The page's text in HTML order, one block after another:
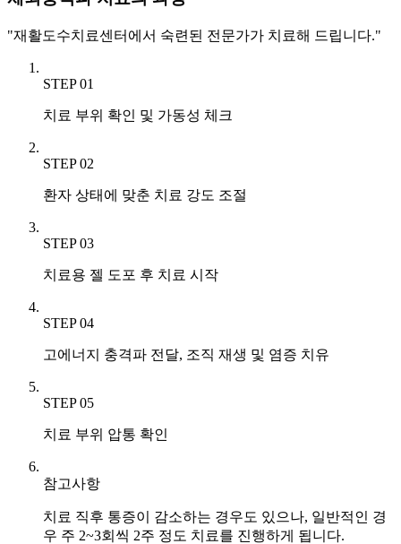
"재활도수치료센터에서 숙련된 전문가가 치료해 드립니다."
STEP 01
치료 부위 확인 및 가동성 체크
STEP 02
환자 상태에 맞춘 치료 강도 조절
STEP 03
치료용 젤 도포 후 치료 시작
STEP 04
고에너지 충격파 전달, 조직 재생 및 염증 치유
STEP 05
치료 부위 압통 확인
참고사항
치료 직후 통증이 감소하는 경우도 있으나, 일반적인 경
우 주 2~3회씩 2주 정도 치료를 진행하게 됩니다.